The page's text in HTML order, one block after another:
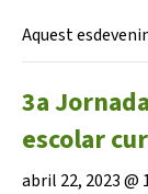
Aquest
3a
escolar
abril 22, 2023 @